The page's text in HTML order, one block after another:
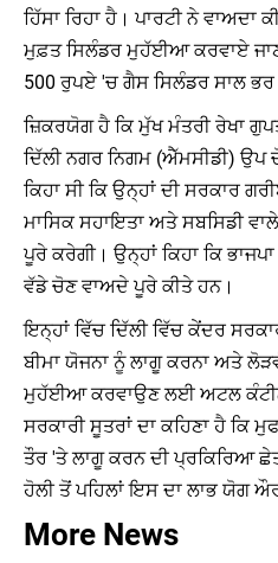
ਹਿੱਸਾ ਰਿਹਾ ਹੈ। ਪਾਰਟੀ ਨੇ ਵਾਅਦਾ
ਮੁਫ਼ਤ ਸਿਲੰਡਰ ਮੁਹੱਈਆ ਕਰਵਾਏ
500 ਰੁਪਏ 'ਚ ਗੈਸ ਸਿਲੰਡਰ ਸਾਲ ਭਰ
ਜ਼ਿਕਰਯੋਗ ਹੈ ਕਿ ਮੁੱਖ ਮੰਤਰੀ ਰੇਖਾ
ਦਿੱਲੀ ਨਗਰ ਨਿਗਮ (ਐੱਮਸੀਡੀ) ਉਪ
ਕਿਹਾ ਸੀ ਕਿ ਉਨ੍ਹਾਂ ਦੀ ਸਰਕਾਰ
ਮਾਸਿਕ ਸਹਾਇਤਾ ਅਤੇ ਸਬਸਿਡੀ
ਪੂਰੇ ਕਰੇਗੀ। ਉਨ੍ਹਾਂ ਕਿਹਾ ਕਿ
ਵੱਡੇ ਚੋਣ ਵਾਅਦੇ ਪੂਰੇ ਕੀਤੇ ਹਨ।
ਇਨ੍ਹਾਂ ਵਿੱਚ ਦਿੱਲੀ ਵਿੱਚ ਕੇਂਦਰ
ਬੀਮਾ ਯੋਜਨਾ ਨੂੰ ਲਾਗੂ ਕਰਨਾ ਅਤੇ
ਮੁਹੱਈਆ ਕਰਵਾਉਣ ਲਈ ਅਟਲ
ਸਰਕਾਰੀ ਸੂਤਰਾਂ ਦਾ ਕਹਿਣਾ ਹੈ ਕਿ
ਤੌਰ 'ਤੇ ਲਾਗੂ ਕਰਨ ਦੀ ਪ੍ਰਕਿਰਿਆ
ਹੋਲੀ ਤੋਂ ਪਹਿਲਾਂ ਇਸ ਦਾ ਲਾਭ ਯੋਗ
More News